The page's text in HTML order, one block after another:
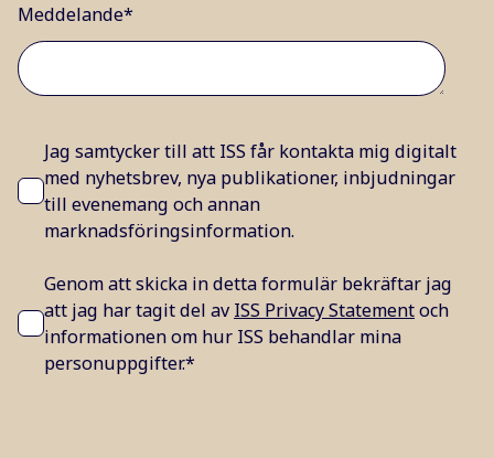
Meddelande*
Jag samtycker till att ISS får kontakta mig digitalt
med nyhetsbrev, nya publikationer, inbjudningar
till evenemang och annan
marknadsföringsinformation.
Genom att skicka in detta formulär bekräftar jag
att jag har tagit del av ISS Privacy Statementoch
informationen om hur ISS behandlar mina
personuppgifter.*